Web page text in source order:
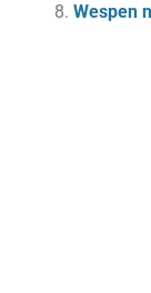
Wespen